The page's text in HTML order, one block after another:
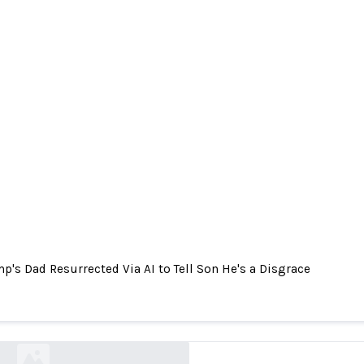
Dad Resurrected Via AI to Tell Son He's a Disgrace
Dad Resurrected Via AI to Tell Son He's a